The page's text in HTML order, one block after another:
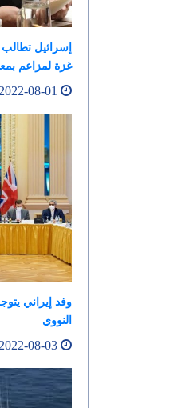
إسرائيل
غزة لمزاعم
وفد إيراني
النووي